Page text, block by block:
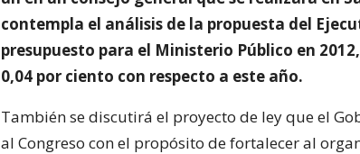
contempla el análisis de la propuesta del
presupuesto para el Ministerio Público en
0,04 por ciento con respecto a este año.
También se discutirá el proyecto de ley que el
al Congreso con el propósito de fortalecer al